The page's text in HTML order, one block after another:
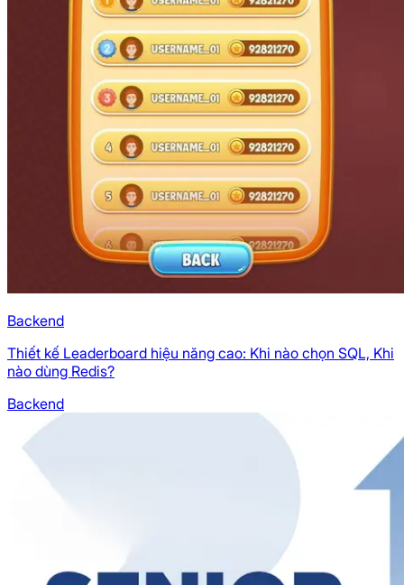
Backend
Thiết kế Leaderboard hiệu năng cao: Khi nào chọn SQL, Khi
nào dùng Redis?
Backend